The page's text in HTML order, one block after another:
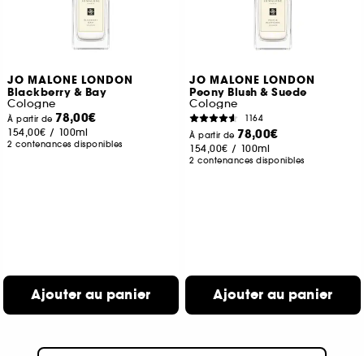
JO MALONE LONDON
Blackberry & Bay
Cologne
À partir de 78,00€
154,00€ / 100ml
2 contenances disponibles
Ajouter au panier
JO MALONE LONDON
Peony Blush & Suede
Cologne
1164
À partir de 78,00€
154,00€ / 100ml
2 contenances disponibles
Ajouter au panier